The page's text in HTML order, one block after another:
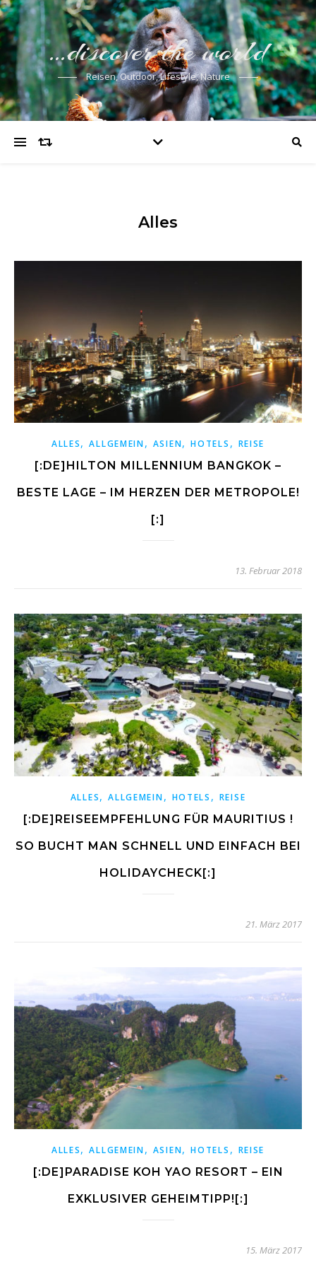
…discover the world
Reisen, Outdoor, Lifestyle, Nature
Alles
ALLES,ALLGEMEIN, ASIEN,HOTELS , REISE
[:DE]HILTON MILLENNIUM BANGKOK –
BESTE LAGE – IM HERZEN DER METROPOLE!
[:]
13. Februar 2018
ALLES,ALLGEMEIN, HOTELS , REISE
[:DE]REISEEMPFEHLUNG FÜR MAURITIUS !
SO BUCHT MAN SCHNELL UND EINFACH BEI
HOLIDAYCHECK[:]
21. März 2017
ALLES,ALLGEMEIN, ASIEN,HOTELS , REISE
[:DE]PARADISE KOH YAO RESORT – EIN
EXKLUSIVER GEHEIMTIPP![:]
15. März 2017